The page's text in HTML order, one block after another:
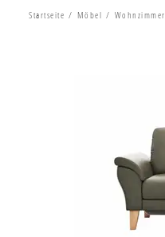
Startseite Möbel Wohnzimmer